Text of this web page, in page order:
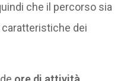
che il percorso sia
dei